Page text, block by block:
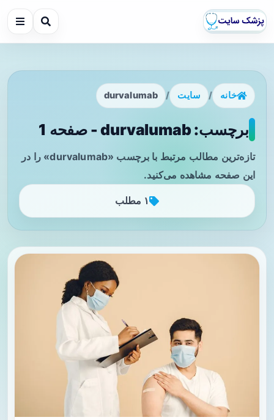
خانه / سایت /
durvalumab
برچسب: durvalumab - صفحه 1
تازه‌ترین مطالب مرتبط با برچسب «durvalumab» را در
این صفحه مشاهده می‌کنید.
۱ مطلب